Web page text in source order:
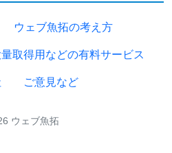
ウェブ魚拓の考え方
取得用などの有料サービス
ご意見など
ウェブ魚拓